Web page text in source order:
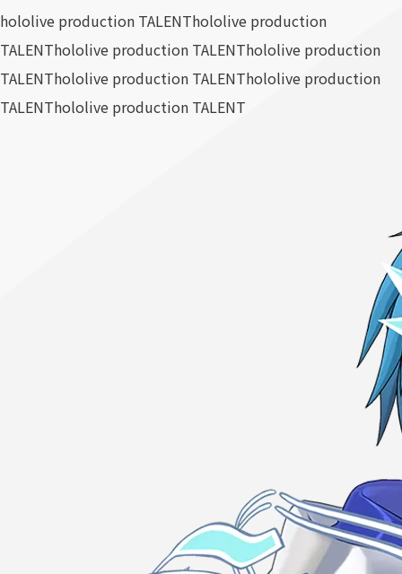
hololive production TALENThololive production
TALENThololive production TALENThololive production
TALENThololive production TALENThololive production
TALENThololive production TALENT